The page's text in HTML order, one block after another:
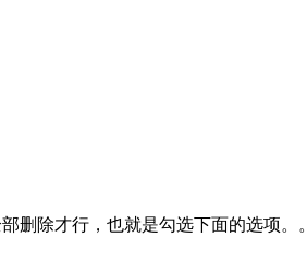
删除才行，也就是勾选下面的选项。